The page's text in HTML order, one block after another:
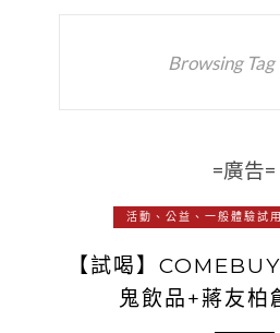
Browsing Tag
=廣告=
活動、公益、一般體驗試用
【試喝】
鬼飲品+蔣友柏